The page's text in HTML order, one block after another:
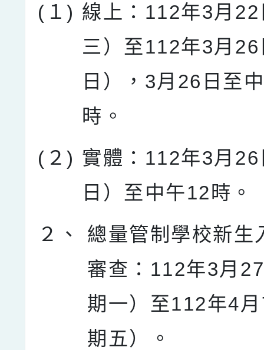
(１) 線上：112年3月
三）至112年3月
日），3月26日至
時。
(２) 實體：112年3月
日）至中午12時。
２、
總量管制學校新生
審查：112年3月
期一）至112年4
期五）。